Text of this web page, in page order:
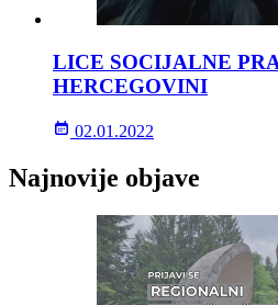
LICE SOCIJALNE
HERCEGOVINI
02.01.2022
Najnovije objave